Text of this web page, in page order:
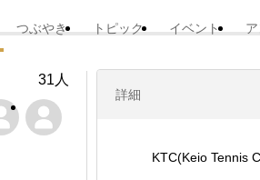
つぶやき トピック イベント
詳細
KTC(Keio Tennis
31人